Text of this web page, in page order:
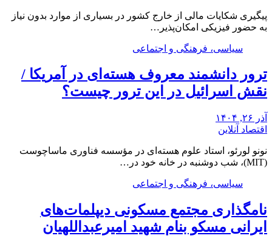
پیگیری شکایات مالی از خارج کشور در بسیاری از موارد بدون نیاز
به حضور فیزیکی امکان‌پذیر…
سیاسی، فرهنگی و اجتماعی
ترور دانشمند معروف هسته‌ای در آمریکا /
نقش اسرائیل در این ترور چیست؟
آذر ۲۶, ۱۴۰۴
اقتصاد آنلاین
نونو لورئو، استاد علوم هسته‌ای در مؤسسه فناوری ماساچوست
(MIT)، شب دوشنبه در خانه خود در…
سیاسی، فرهنگی و اجتماعی
نامگذاری مجتمع مسکونی دیپلمات‌های
ایرانی مسکو بنام شهید امیرعبداللهیان